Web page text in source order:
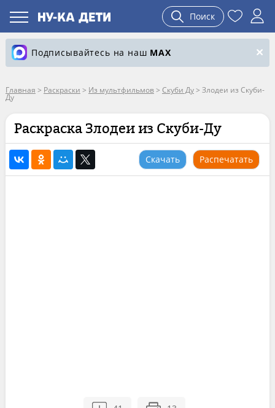
Поиск
Подписывайтесь на наш MAX
Главная > Раскраски > Из мультфильмов> Скуби Ду> Злодеи из Скуби-
Ду
Раскраска Злодеи из Скуби-Ду
Скачать Распечатать